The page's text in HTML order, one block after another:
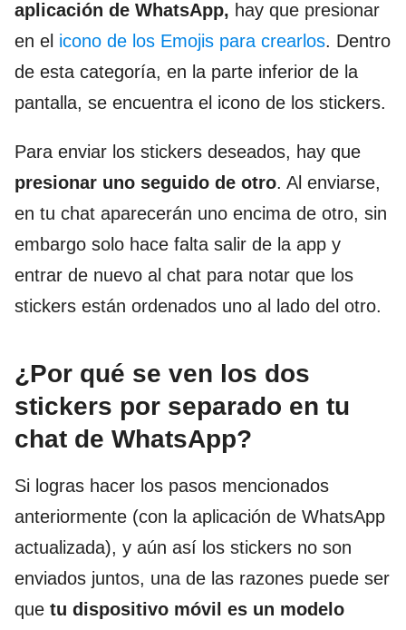
aplicación de WhatsApp, hay que presionar
en el icono de los Emojis para crearlos. Dentro
de esta categoría, en la parte inferior de la
pantalla, se encuentra el icono de los stickers.
Para enviar los stickers deseados, hay que
presionar uno seguido de otro. Al enviarse,
en tu chat aparecerán uno encima de otro, sin
embargo solo hace falta salir de la app y
entrar de nuevo al chat para notar que los
stickers están ordenados uno al lado del otro.
¿Por qué se ven los dos
stickers por separado en tu
chat de WhatsApp?
Si logras hacer los pasos mencionados
anteriormente (con la aplicación de WhatsApp
actualizada), y aún así los stickers no son
enviados juntos, una de las razones puede ser
que tu dispositivo móvil es un modelo